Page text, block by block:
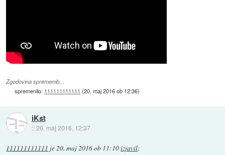
Zgodovina sprememb…
spremenilo: 111111111111 (20. maj 2016 ob 12:36)
iKst
::20. maj 2016, 12:37
111111111111 je20. maj 2016 ob 11:10izjavil: